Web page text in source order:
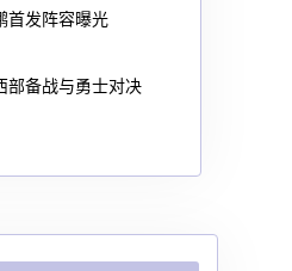
首发阵容曝光
部备战与勇士对决